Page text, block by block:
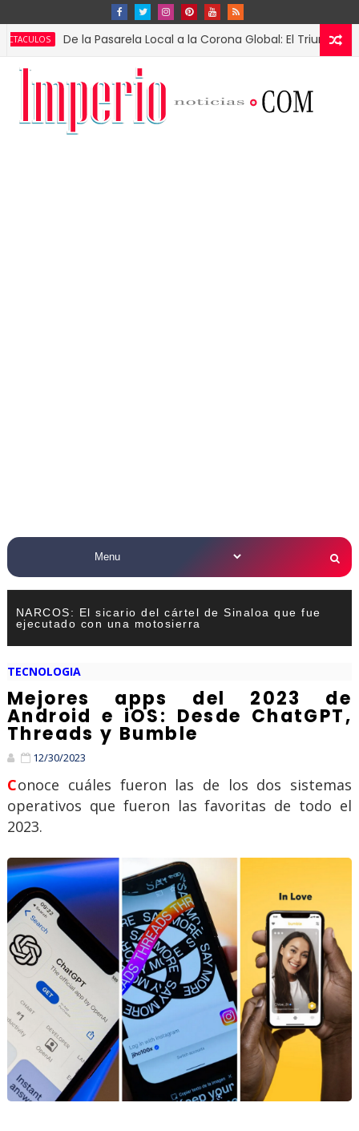
De la Pasarela Local a la Corona Global: El Triunfo de Fátima
NARCOS: El sicario del cártel de Sinaloa que fue
ejecutado con una motosierra
TECNOLOGIA
Mejores apps del 2023 de
Android e iOS: Desde ChatGPT,
Threads y Bumble
12/30/2023
Conoce cuáles fueron las de los dos sistemas
operativos que fueron las favoritas de todo el
2023.